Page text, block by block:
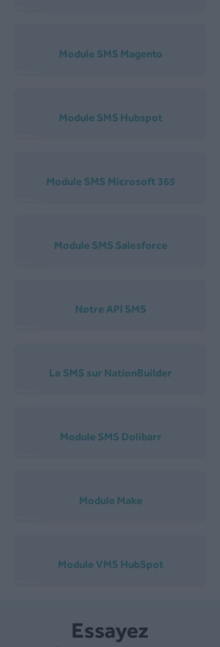
Module SMS Magento
Module SMS Hubspot
Module SMS Microsoft 365
Module SMS Salesforce
Notre API SMS
Le SMS sur NationBuilder
Module SMS Dolibarr
Module Make
Module VMS HubSpot
Essayez